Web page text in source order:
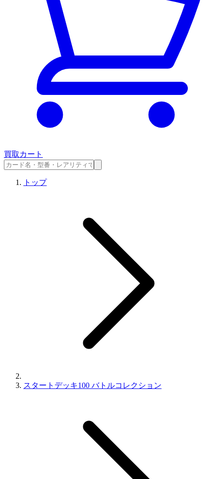
買取カート
トップ
スタートデッキ100 バトルコレクション